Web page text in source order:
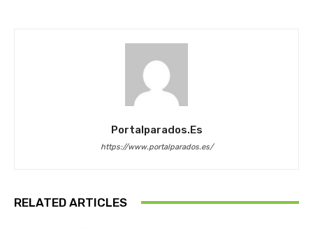
Portalparados.es
https://www.portalparados.es/
RELATED ARTICLES